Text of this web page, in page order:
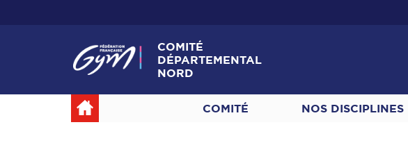
COMITÉ
DÉPARTEMENTAL
NORD
COMITÉ NOS DISCIPLINES